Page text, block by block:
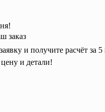
заказ
и получите расчёт за
цену и детали!